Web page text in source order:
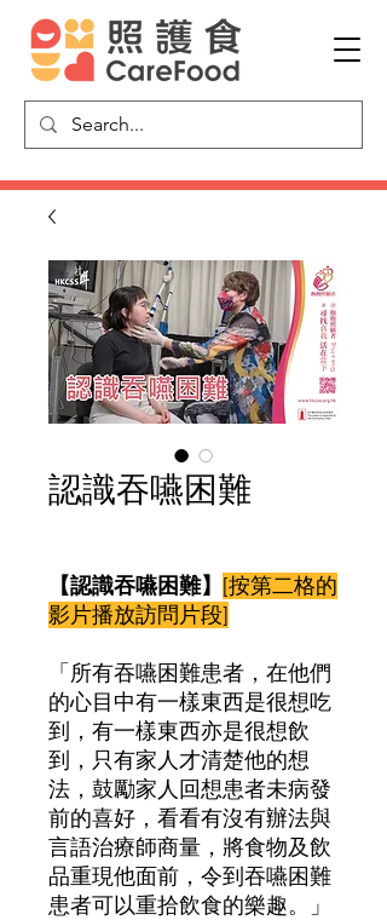
認識吞嚥困難
格【認識吞嚥困難】 [按第二格的
影片播放訪問片段]
「所有吞嚥困難患者，在他們
的心目中有一樣東西是很想吃
到，有一樣東西亦是很想飲
到，只有家人才清楚他的想
法，鼓勵家人回想患者未病發
前的喜好，看看有沒有辦法與
言語治療師商量，將食物及飲
品重現他面前，令到吞嚥困難
患者可以重拾飲食的樂趣。」